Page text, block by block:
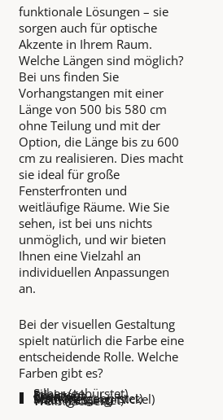
funktionale Lösungen – sie
sorgen auch für optische
Akzente in Ihrem Raum.
Welche Längen sind möglich?
Bei uns finden Sie
Vorhangstangen mit einer
Länge von 500 bis 580 cm
ohne Teilung und mit der
Option, die Länge bis zu 600
cm zu realisieren. Dies macht
sie ideal für große
Fensterfronten und
weitläufige Räume. Wie Sie
sehen, ist bei uns nichts
unmöglich, und wir bieten
Ihnen eine Vielzahl an
individuellen Anpassungen
an.
Bei der visuellen Gestaltung
spielt natürlich die Farbe eine
entscheidende Rolle. Welche
Farben gibt es?
Weiß (lackiert)
Titan (gebürstet)
Matt (Messing, Nickel)
Schwarz (gebürstet)
Chrom
Bronziert
Edelstahl
Silber (gebürstet)